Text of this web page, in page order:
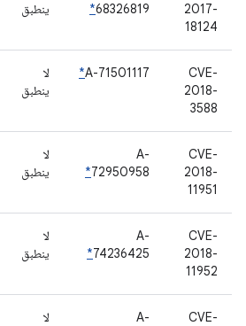
2017-
18124
68326819
*
ينطبق
CVE-
2018-
3588
A-71501117
*
لا
ينطبق
CVE-
2018-
11951
A-
72950958
*
لا
ينطبق
CVE-
2018-
11952
A-
74236425
*
لا
ينطبق
CVE-
A-
لا